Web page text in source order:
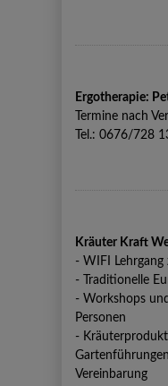
Ergotherapie:
Termine nach
Tel.: 0676/728
Kräuter Kraft
- WIFI
- Traditionelle
- Workshops
Personen
-
Vereinbarung